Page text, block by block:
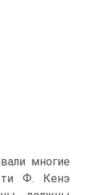
многие
Ф. Кенэ